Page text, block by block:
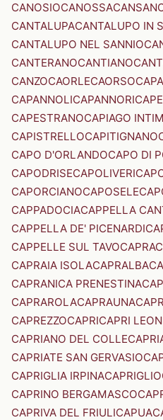
CANOSIOCANOSSA
CANTALUPACANTALUPO IN
CANTALUPO NEL SANNIO
CANTERANOCANTIANO
CANZOCAORLECAORSO
CAPANNOLICAPANNORI
CAPESTRANOCAPIAGO
CAPISTRELLOCAPITIGNANO
CAPO D'ORLANDOCAPO DI
CAPODRISECAPOLIVERI
CAPORCIANOCAPOSELE
CAPPADOCIACAPPELLA
CAPPELLA DE' PICENARDI
CAPPELLE SUL TAVO
CAPRAIA ISOLACAPRALBA
CAPRANICA PRENESTINA
CAPRAROLACAPRAUNA
CAPREZZOCAPRICAPRI
CAPRIANO DEL COLLE
CAPRIATE SAN GERVASIO
CAPRIGLIA IRPINACAPRIGLIO
CAPRINO BERGAMASCO
CAPRIVA DEL FRIULICAPUA